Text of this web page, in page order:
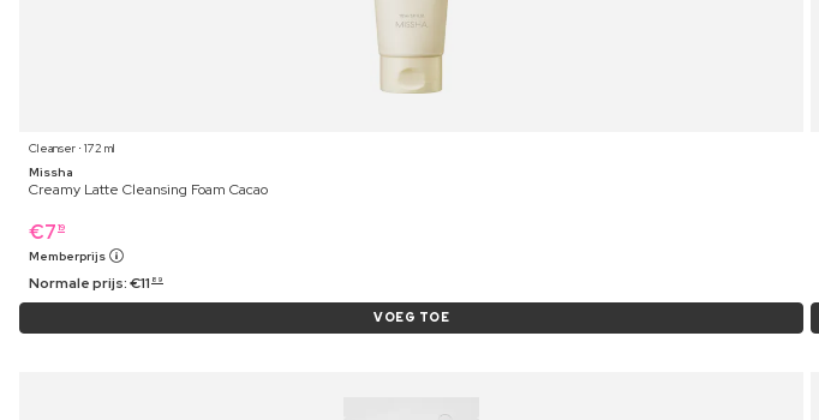
Cleanser ⋅ 172 ml
Missha
Creamy Latte Cleansing Foam Cacao
€7 19
Memberprijs
Normale prijs:€11 89
VOEG TOE